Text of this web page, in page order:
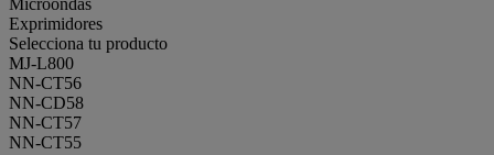
Microondas
Exprimidores
Selecciona tu producto
MJ-L800
NN-CT56
NN-CD58
NN-CT57
NN-CT55